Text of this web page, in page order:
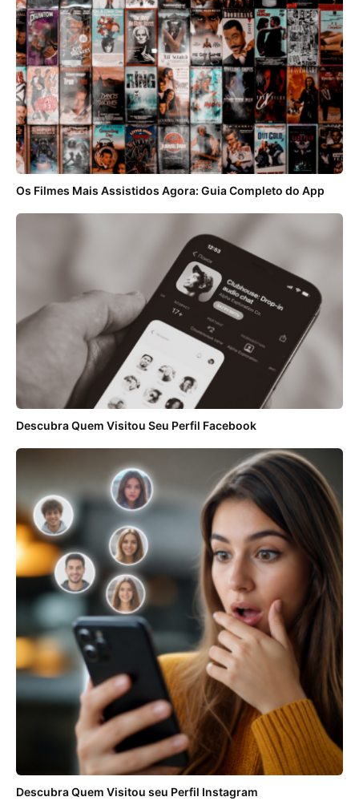
Os Filmes Mais Assistidos Agora: Guia Completo do App
Descubra Quem Visitou Seu Perfil Facebook
Descubra Quem Visitou seu Perfil Instagram